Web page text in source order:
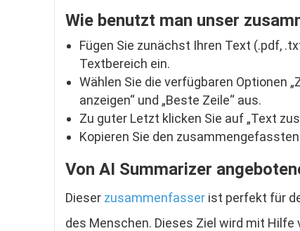
Wie benutzt man unser
Fügen Sie zunächst Ihren Text (.pdf,
Textbereich ein.
Wählen Sie die verfügbaren Optionen
anzeigen“ und „Beste Zeile“ aus.
Zu guter Letzt klicken Sie auf „Text
Kopieren Sie den
Von AI Summarizer
Dieser zusammenfasser ist perfekt für
des Menschen. Dieses Ziel wird mit